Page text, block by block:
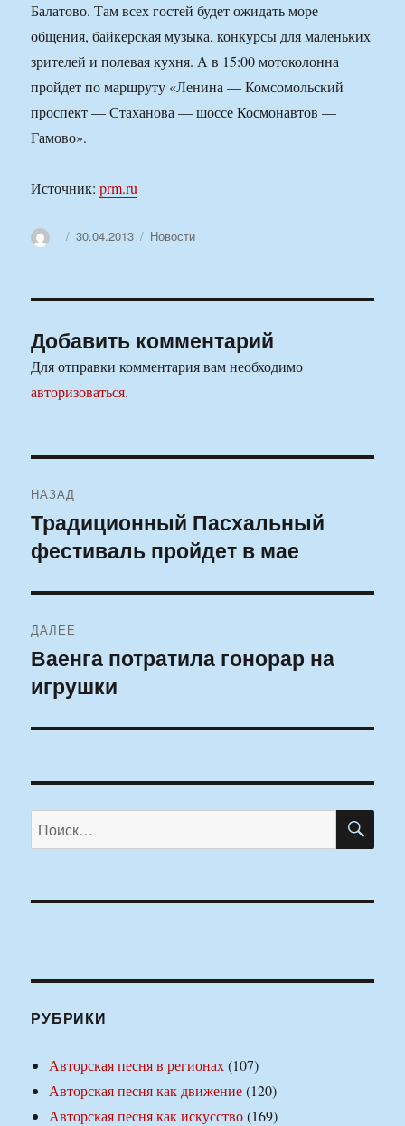
Балатово. Там всех гостей будет ожидать море
общения, байкерская музыка, конкурсы для маленьких
зрителей и полевая кухня. А в 15:00 мотоколонна
пройдет по маршруту «Ленина — Комсомольский
проспект — Стаханова — шоссе Космонавтов —
Гамово».
Источник:prm.ru
АвторОпубликовано
30.04.2013 Рубрики
Новости
Добавить комментарий
Для отправки комментария вам необходимо
авторизоваться.
по
записям
НАЗАД
Предыдущая
запись:
Традиционный Пасхальный
фестиваль пройдет в мае
ДАЛЕЕ
Следующая
запись:
Ваенга потратила гонорар на
игрушки
Искать:
РУБРИКИ
Авторская песня в регионах(107)
Авторская песня как движение(120)
Авторская песня как искусство(169)